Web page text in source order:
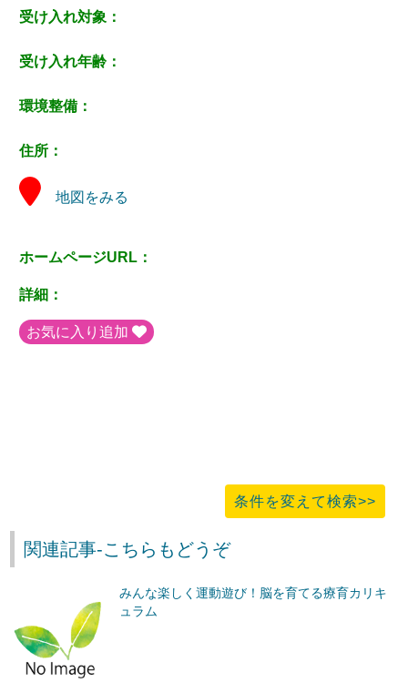
受け入れ対象：
受け入れ年齢：
環境整備：
住所：
地図をみる
ホームページURL：
詳細：
お気に入り追加
条件を変えて検索>>
関連記事-こちらもどうぞ
みんな楽しく運動遊び！脳を育てる療育カリキ
ュラム